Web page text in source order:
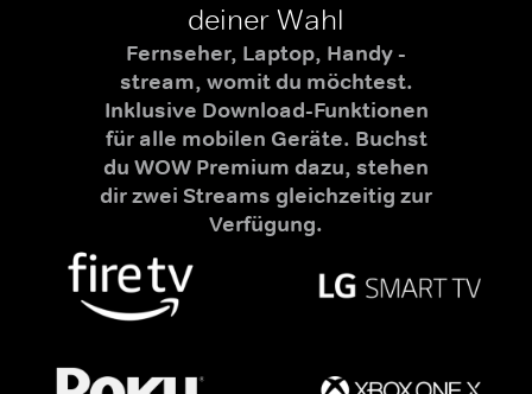
deiner Wahl
Fernseher, Laptop, Handy -
stream, womit du möchtest.
Inklusive Download-Funktionen
für alle mobilen Geräte. Buchst
du WOW Premium dazu, stehen
dir zwei Streams gleichzeitig zur
Verfügung.